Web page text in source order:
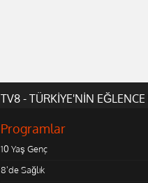
TV8 - TÜRKİYE'NİN
Programlar
10 Yaş Genç
8'de Sağlık